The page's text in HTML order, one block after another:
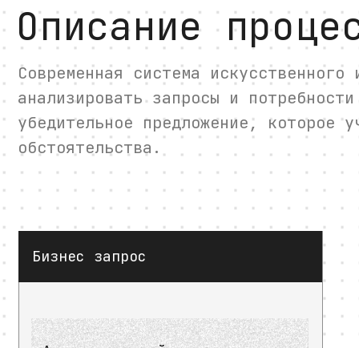
Современная система искусственного
анализировать запросы и
убедительное предложение, которое
обстоятельства.
Описание
Бизнес запрос